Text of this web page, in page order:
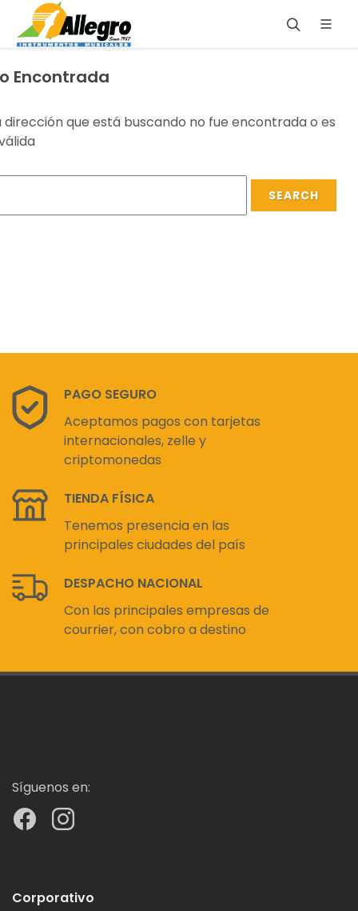
Encontrada
dirección que está buscando no fue encontrada o es
PAGO SEGURO
Aceptamos pagos con tarjetas
internacionales, zelle y
criptomonedas
TIENDA FÍSICA
Tenemos presencia en las
principales ciudades del país
DESPACHO NACIONAL
Con las principales empresas de
courrier, con cobro a destino
Síguenos en:
Corporativo